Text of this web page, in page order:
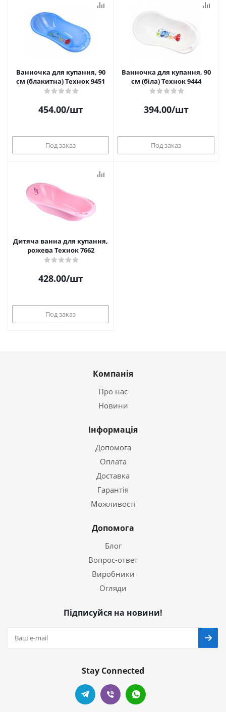
Ванночка для купання, 90
см (блакитна) Технок 9451
454.00/шт
Под заказ
Ванночка для купання, 90
см (біла) Технок 9444
394.00/шт
Под заказ
Дитяча ванна для купання,
рожева Технок 7662
428.00/шт
Под заказ
Компанія
Про нас
Новини
Інформація
Допомога
Оплата
Доставка
Гарантія
Можливості
Допомога
Блог
Вопрос-ответ
Виробники
Огляди
Підписуйся на новини!
Stay Connected